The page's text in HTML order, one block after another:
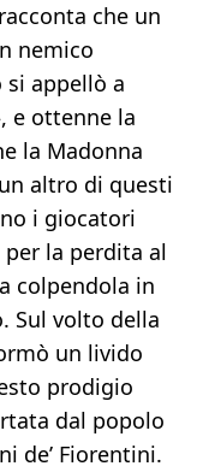
che un
nemico
appellò a
e ottenne la
la Madonna
altro di questi
i giocatori
per la perdita al
colpendola in
Sul volto della
un livido
prodigio
dal popolo
de’ Fiorentini.